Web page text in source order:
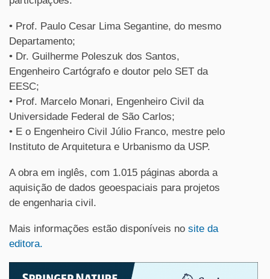
• Prof. Paulo Cesar Lima Segantine, do mesmo
Departamento;
• Dr. Guilherme Poleszuk dos Santos,
Engenheiro Cartógrafo e doutor pelo SET da
EESC;
• Prof. Marcelo Monari, Engenheiro Civil da
Universidade Federal de São Carlos;
• E o Engenheiro Civil Júlio Franco, mestre pelo
Instituto de Arquitetura e Urbanismo da USP.
A obra em inglês, com 1.015 páginas aborda a
aquisição de dados geoespaciais para projetos
de engenharia civil.
Mais informações estão disponíveis no site da
editora.